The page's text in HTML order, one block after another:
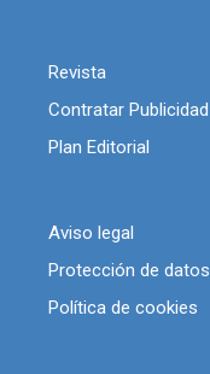
Revista
Contratar Publicidad
Plan Editorial
Aviso legal
Protección de datos
Política de cookies